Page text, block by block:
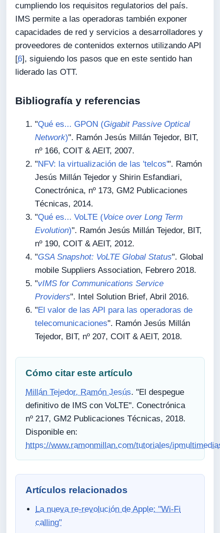
cumpliendo los requisitos regulatorios del país.
IMS permite a las operadoras también exponer
capacidades de red y servicios a desarrolladores y
proveedores de contenidos externos utilizando API
[6], siguiendo los pasos que en este sentido han
liderado las OTT.
Bibliografía y referencias
"Qué es... GPON (Gigabit Passive Optical
Network)". Ramón Jesús Millán Tejedor, BIT,
nº 166, COIT & AEIT, 2007.
"NFV: la virtualización de las 'telcos'". Ramón
Jesús Millán Tejedor y Shirin Esfandiari,
Conectrónica, nº 173, GM2 Publicaciones
Técnicas, 2014.
"Qué es... VoLTE (Voice over Long Term
Evolution)". Ramón Jesús Millán Tejedor, BIT,
nº 190, COIT & AEIT, 2012.
"GSA Snapshot: VoLTE Global Status". Global
mobile Suppliers Association, Febrero 2018.
"vIMS for Communications Service
Providers". Intel Solution Brief, Abril 2016.
"El valor de las API para las operadoras de
telecomunicaciones". Ramón Jesús Millán
Tejedor, BIT, nº 207, COIT & AEIT, 2018.
Cómo citar este artículo
Millán Tejedor, Ramón Jesús. "El despegue
definitivo de IMS con VoLTE". Conectrónica
nº 217, GM2 Publicaciones Técnicas, 2018.
Disponible en:
https://www.ramonmillan.com/tutoriales/
Artículos relacionados
La nueva re-revolución de Apple: "Wi-Fi
calling"